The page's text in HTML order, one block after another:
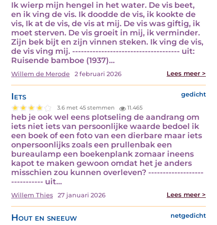
Ik wierp mijn hengel in het water. De vis beet,
en ik ving de vis. Ik doodde de vis, ik kookte de
vis, Ik at de vis, de vis at mij. De vis was giftig, ik
moet sterven. De vis groeit in mij, ik verminder.
Zijn bek bijt en zijn vinnen steken. Ik ving de vis,
de vis ving mij. ------------------------------------- uit:
Ruisende bamboe (1937)…
Willem de Merode 2 februari 2026 Lees meer >
Iets gedicht
3.6 met 45 stemmen 11.465
heb je ook wel eens plotseling de aandrang om
iets niet iets van persoonlijke waarde bedoel ik
een boek of een foto van een dierbare maar iets
onpersoonlijks zoals een prullenbak een
bureaulamp een boekenplank zomaar ineens
kapot te maken gewoon omdat het je anders
misschien zou kunnen overleven? -------------------
----------- uit…
Willem Thies 27 januari 2026 Lees meer >
Hout en sneeuw netgedicht